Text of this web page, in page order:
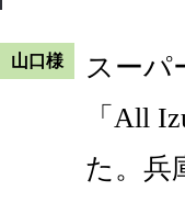
山口様
スーパ
「All
た。兵